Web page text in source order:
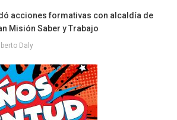
acciones formativas con alcaldía de
Misión Saber y Trabajo
Daly